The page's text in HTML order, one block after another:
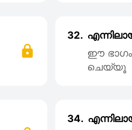
32.
ഈ
ചെയ്യൂ
34.